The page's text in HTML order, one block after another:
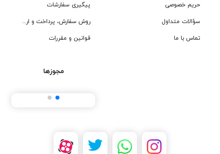
حریم خصوصی
سؤالات متداول
تماس با ما
پیگیری سفارشات
روش سفارش، پرداخت و ارسال
قوانین و مقررات
مجوزها